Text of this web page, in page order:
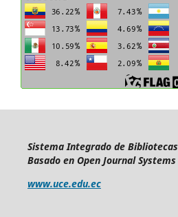
Sistema Integrado de Bibliotecas
Basado en Open Journal Systems
www.uce.edu.ec